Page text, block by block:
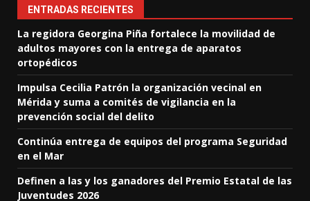
ENTRADAS RECIENTES
La regidora Georgina Piña fortalece la movilidad de
adultos mayores con la entrega de aparatos
ortopédicos
Impulsa Cecilia Patrón la organización vecinal en
Mérida y suma a comités de vigilancia en la
prevención social del delito
Continúa entrega de equipos del programa Seguridad
en el Mar
Definen a las y los ganadores del Premio Estatal de las
Juventudes 2026